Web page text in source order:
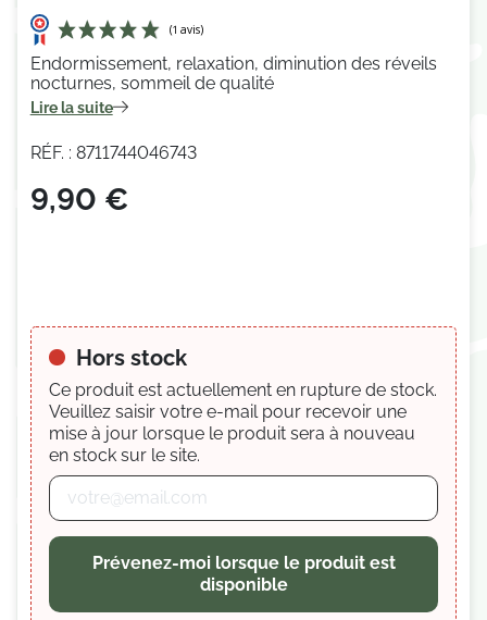
Endormissement, relaxation, diminution des réveils
nocturnes, sommeil de qualité
Lire la suite
RÉF. : 8711744046743
9,90 €
Hors stock
Ce produit est actuellement en rupture de stock.
Veuillez saisir votre e-mail pour recevoir une
mise à jour lorsque le produit sera à nouveau
en stock sur le site.
Prévenez-moi lorsque le produit est
disponible